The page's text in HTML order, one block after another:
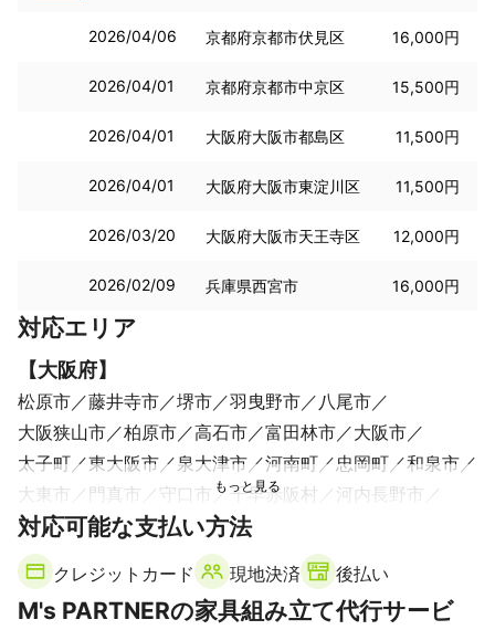
2026/04/06 京都府京都市伏見区 16,000円
2026/04/01 京都府京都市中京区 15,500円
2026/04/01 大阪府大阪市都島区 11,500円
2026/04/01 大阪府大阪市東淀川区 11,500円
2026/03/20 大阪府大阪市天王寺区 12,000円
2026/02/09 兵庫県西宮市 16,000円
対応エリア
【大阪府】
松原市 藤井寺市 堺市 羽曳野市
八尾市
大阪狭山市
柏原市 高石市 富田林市
大阪市
太子町
東大阪市 泉大津市 河南町 忠岡町
和泉市
大東市
門真市 守口市 千早赤阪村
河内長野市
四條畷市
岸和田市 寝屋川市
吹田市
交野市 泉佐野市
茨木市
枚方市 田尻町 箕面市 泉南市
高槻市
豊能町
島本町 阪南市 岬町 能勢町
対応可能な支払い方法
クレジットカード 現地決済 後払い
M's PARTNERの家具組み立て代行サービ